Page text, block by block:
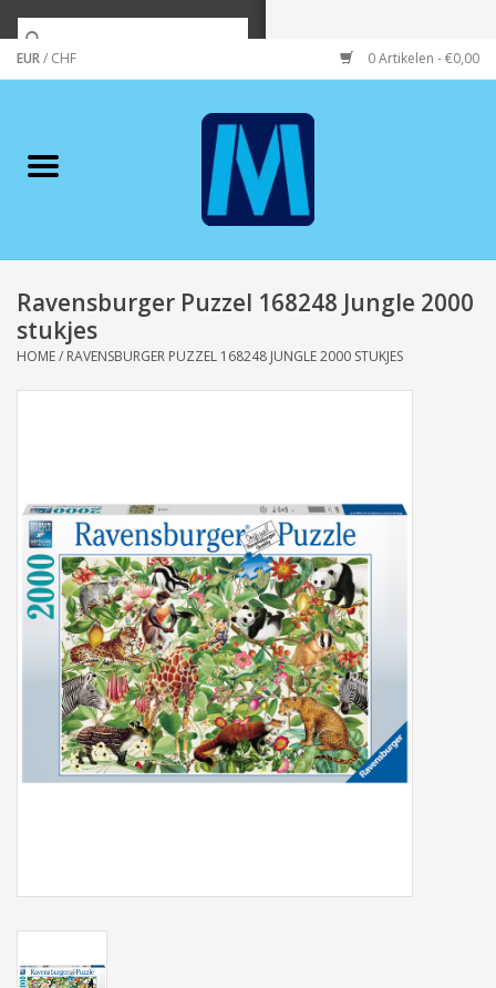
EUR/ CHF 0 Artikelen - €0,00
Merken
Wonen/koken/huishouden
Koffie & thee
Tassen/Portemonnee
Boeken
Elektra
Baby & Peuter
Speelgoed & hobby
Veiligheid
Ravensburger Puzzel 168248 Jungle 2000
stukjes
HOME/ RAVENSBURGER PUZZEL 168248 JUNGLE 2000 STUKJES